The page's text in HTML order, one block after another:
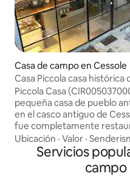
Casa de campo en Cessole
Casa Piccola casa histórica de diseño
para 2
Piccola Casa
pequeña casa de pueblo
en el casco antiguo de
fue completamente
y transformada en una
diseño. La casa cautiva
única y combina el confort
y la tecnología moderna.
Ubicación · Valor ·
Servicios
campo